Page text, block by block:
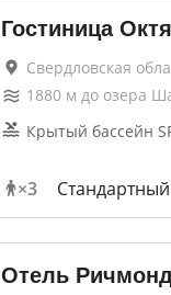
Гостиница
Свердловская
1880м до озера
Крытый бассейн
×3
Отель